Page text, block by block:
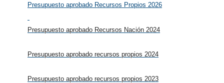
Presupuesto aprobado Recursos Propios 2026
Presupuesto aprobado Recursos Nación 2024
Presupuesto aprobado recursos propios 2024
Presupuesto aprobado recursos propios 2023